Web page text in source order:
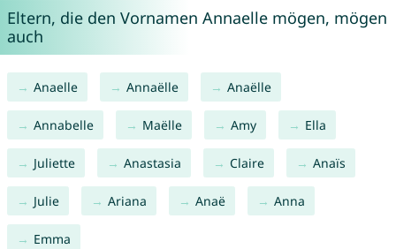
Eltern, die den Vornamen Annaelle mögen, mögen
auch
Anaelle Annaëlle Anaëlle
Annabelle Maëlle Amy Ella
Juliette Anastasia Claire Anaïs
Julie Ariana Anaë Anna
Emma